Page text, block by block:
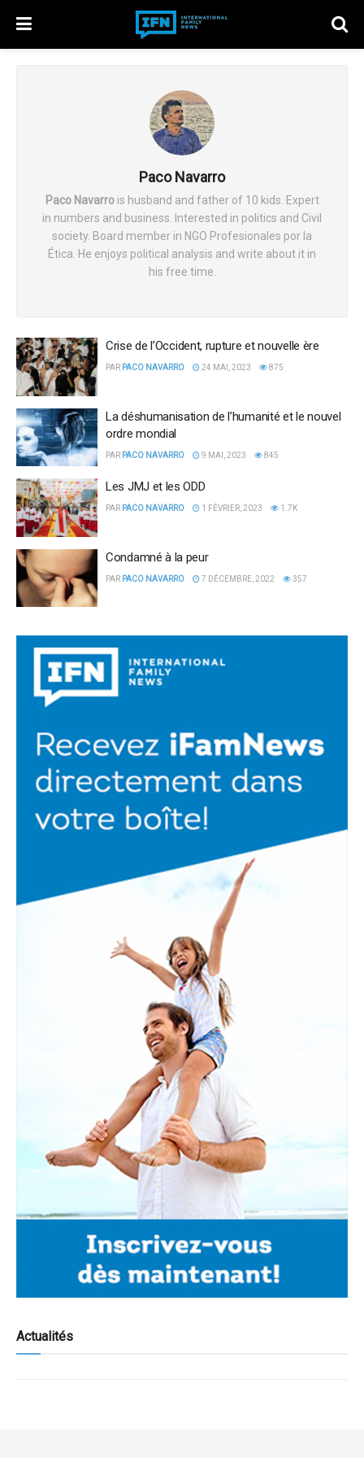
Paco Navarro
Paco Navarrois husband and father of 10 kids. Expert
in numbers and business. Interested in politics and Civil
society. Board member in NGO Profesionales por la
Ética. He enjoys political analysis and write about it in
his free time.
Crise de l’Occident, rupture et nouvelle ère
PAR PACO NAVARRO 24 MAI, 2023 875
La déshumanisation de l’humanité et le nouvel
ordre mondial
PAR PACO NAVARRO 9 MAI, 2023 845
Les JMJ et les ODD
PAR PACO NAVARRO 1 FÉVRIER, 2023 1.7K
Condamné à la peur
PAR PACO NAVARRO 7 DÉCEMBRE, 2022 357
Actualités